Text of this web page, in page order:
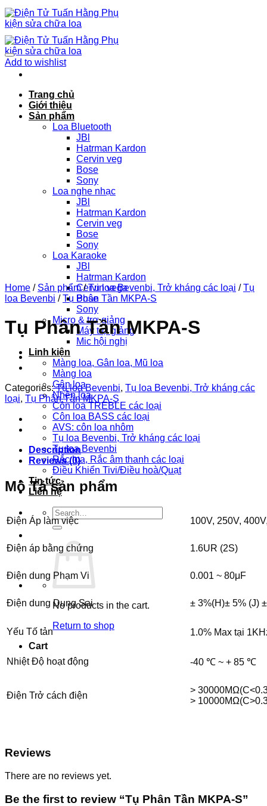
Chuyển
đến
nội
dung
Trang chủ
Giới thiệu
Sản phẩm
Loa Bluetooth
JBl
Hatrman Kardon
Cervin veg
Bose
Sony
Loa nghe nhạc
JBl
Hatrman Kardon
Cervin veg
Bose
Sony
Loa Karaoke
JBl
Hatrman Kardon
Cervin vega
Bose
Sony
Micro & trợ giảng
Máy trợ giảng
Mic hội nghị
Linh kiện
Màng loa, Gân loa, Mũ loa
Màng loa
Gân loa
Nhện loa
Côn loa TREBLE các loại
Côn loa BASS các loại
AVS: côn loa nhôm
Tụ loa Bevenbi, Trở kháng các loại
Tụ loa Bevenbi
Rắc loa, Rắc âm thanh các loại
Điều Khiển Tivi/Điều hoà/Quạt
Tin tức
Liên hệ
Search
for:
No products in the cart.
Return to shop
Cart
Add to wishlist
Home / Sản phẩm / Tụ loa Bevenbi, Trở kháng các loại / Tụ
loa Bevenbi / Tụ Phân Tần MKPA-S
Tụ Phân Tần MKPA-S
Categories:Tụ loa Bevenbi, Tụ loa Bevenbi, Trở kháng các
loại, Tụ Phân Tần MKPA-S
Description
Reviews (0)
Mô Tả sản phẩm
Điện Áp làm việc 100V, 250V,
Điện áp bằng chứng 1.6UR (2S)
Điện dung Phạm Vi 0.001 ~ 80μF
Điện dung Dung Sai ± 3%(H)± 5% (J)
Yếu Tố tản 1.0% Max tại
Nhiệt Độ hoạt động -40 ℃ ~ + 85 ℃
Điện Trở cách điện
>
>
Reviews
There are no reviews yet.
Be the first to review “Tụ Phân Tần MKPA-S”